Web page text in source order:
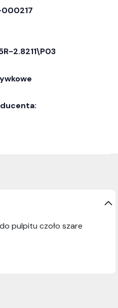
000217
2.8211\P03
pulpitu czoło szare